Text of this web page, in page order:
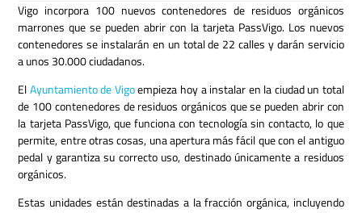
Vigo incorpora 100 nuevos contenedores de residuos orgánicos
marrones que se pueden abrir con la tarjeta PassVigo. Los nuevos
contenedores se instalarán en un total de 22 calles y darán servicio
a unos 30.000 ciudadanos.
ElAyuntamiento de Vigoempieza hoy a instalar en la ciudad un total
de 100 contenedores de residuos orgánicos que se pueden abrir con
la tarjeta PassVigo, que funciona con tecnología sin contacto, lo que
permite, entre otras cosas, una apertura más fácil que con el antiguo
pedal y garantiza su correcto uso, destinado únicamente a residuos
orgánicos.
Estas unidades están destinadas a la fracción orgánica, incluyendo